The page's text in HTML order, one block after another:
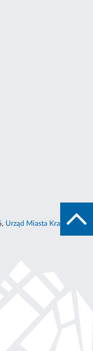
Urząd Miasta Krakowa